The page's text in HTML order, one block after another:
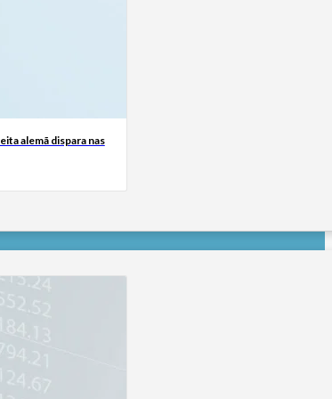
alemã dispara nas